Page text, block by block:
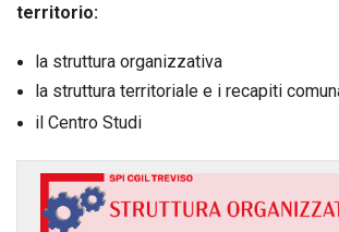
territorio:
la struttura organizzativa
la struttura territoriale e i recapiti
il Centro Studi